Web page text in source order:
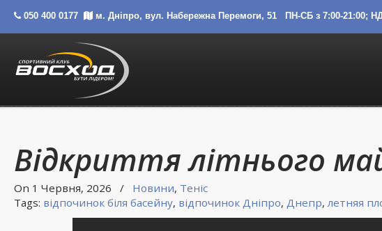
050 400 0177 м. Дніпро, вул. Набережна Перемоги, 51 ПН-СБ з 7:00-21:00;
Відкриття літнього
On 1 Червня, 2026 / Новини, Теніс
Tags: відпочинок біля басейну, відпочинок Дніпро, Днепр,летняя